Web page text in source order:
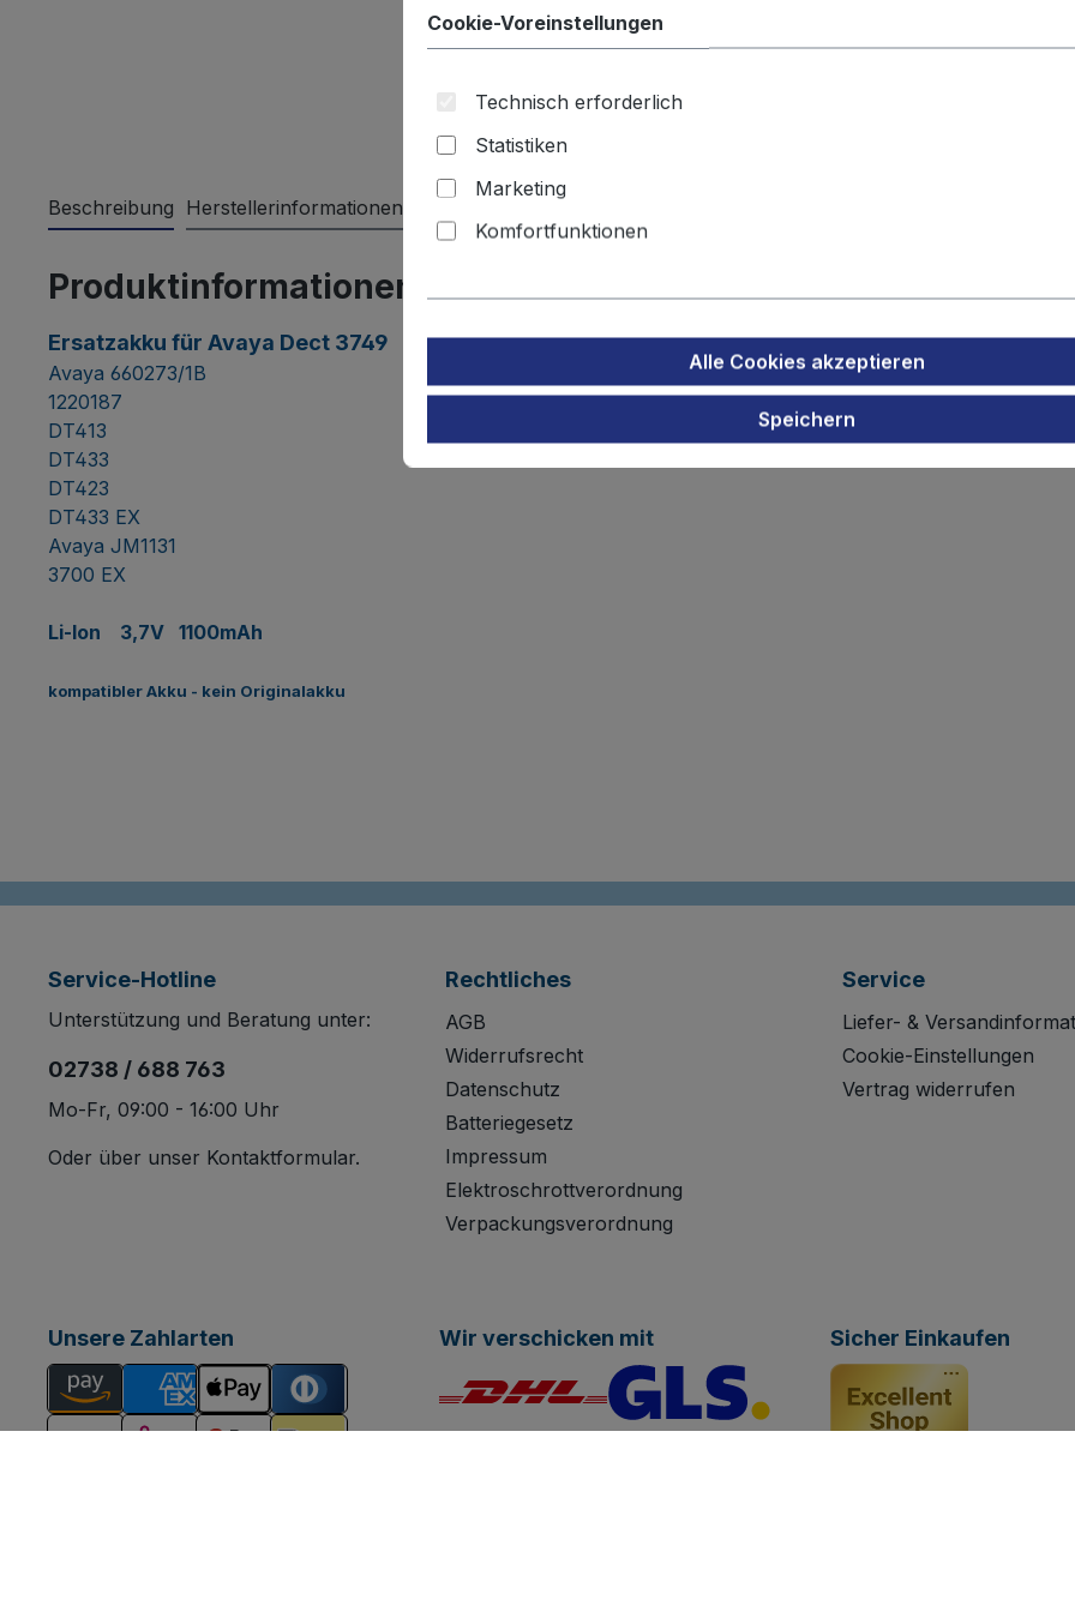
Beschreibung Herstellerinformationen Produktsicherheit
Produktinformationen "Ersatzakku für Avaya Dect 3749"
Ersatzakku für Avaya Dect 3749
Avaya 660273/1B
1220187
DT413
DT433
DT423
DT433 EX
Avaya JM1131
3700 EX
Li-Ion 3,7V 1100mAh
kompatibler Akku - kein Originalakku
Service-Hotline
Unterstützung und Beratung unter:
02738 / 688 763
Mo-Fr, 09:00 - 16:00 Uhr
Oder über unser Kontaktformular.
Rechtliches
AGB
Widerrufsrecht
Datenschutz
Batteriegesetz
Impressum
Elektroschrottverordnung
Verpackungsverordnung
Service
Liefer- &
Cookie-Einstellungen
Vertrag widerrufen
Unsere Zahlarten Wir verschicken mit Sicher Einkaufen
Cookie-Voreinstellungen
Technisch erforderlich
Statistiken
Marketing
Komfortfunktionen
Alle Cookies akzeptieren
Speichern